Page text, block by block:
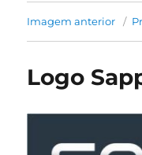
Imagem anterior
Logo